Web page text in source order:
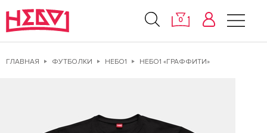
0
ГЛАВНАЯ ФУТБОЛКИ НЕБО1 НЕБО1 «ГРАФФИТИ»